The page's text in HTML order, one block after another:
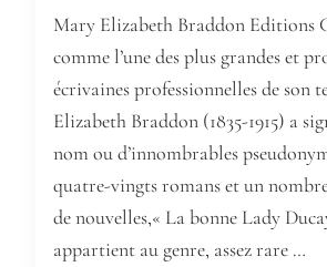
Mary Elizabeth Braddon Editions
comme l’une des plus grandes et
écrivaines professionnelles de son
Elizabeth Braddon (1835-1915) a
nom ou d’innombrables
quatre-vingts romans et un
de nouvelles,« La bonne Lady
appartient au genre, assez rare …